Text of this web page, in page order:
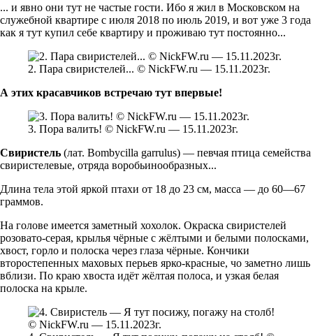
... и явно они тут не частые гости. Ибо я жил в Московском на
служебной квартире с июля 2018 по июль 2019, и вот уже 3 года
как я тут купил себе квартиру и проживаю тут постоянно...
2. Пара свиристелей... © NickFW.ru — 15.11.2023г.
А этих красавчиков встречаю тут впервые!
3. Пора валить! © NickFW.ru — 15.11.2023г.
Свиристель (лат. Bombycilla garrulus) — певчая птица семейства
свиристелевые, отряда воробьинообразных...
Длина тела этой яркой птахи от 18 до 23 см, масса — до 60—67
граммов.
На голове имеется заметный хохолок. Окраска свиристелей
розовато-серая, крылья чёрные с жёлтыми и белыми полосками,
хвост, горло и полоска через глаза чёрные. Кончики
второстепенных маховых перьев ярко-красные, чо заметно лишь
вблизи. По краю хвоста идёт жёлтая полоса, и узкая белая
полоска на крыле.